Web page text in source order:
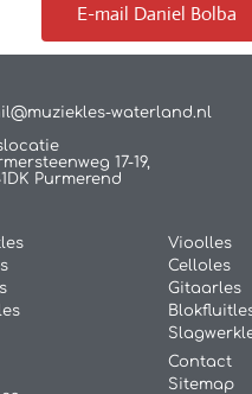
E-mail Daniel Bolba
waterland.nl
17-19,
Purmerend
Vioolles
Celloles
Gitaarles
Contact
Sitemap